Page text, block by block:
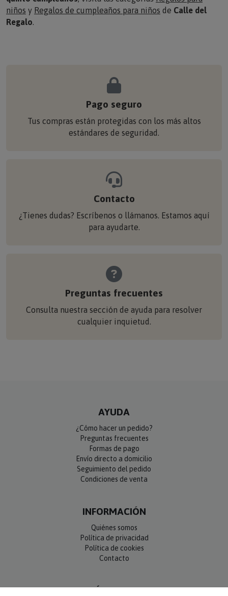
niñosyRegalos de cumpleaños para niñosdeCalle del
Regalo
estándares de seguridad.
para ayudarte.
cualquier inquietud.
Preguntas frecuentes
Formas de pago
Envío directo a domicilio
Seguimiento del pedido
Condiciones de venta
INFORMACIÓN
Política de privacidad
Política de cookies
Contacto
SÍGUENOS